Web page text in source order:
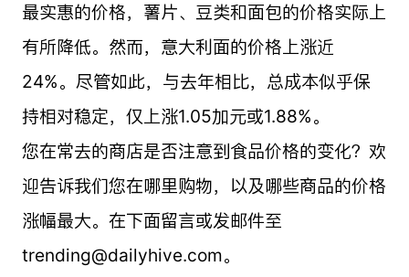
最实惠的价格，薯片、豆类和面包的价格实际上
有所降低。然而，意大利面的价格上涨近
24%。尽管如此，与去年相比，总成本似乎保
持相对稳定，仅上涨1.05加元或1.88%。
您在常去的商店是否注意到食品价格的变化？欢
迎告诉我们您在哪里购物，以及哪些商品的价格
涨幅最大。在下面留言或发邮件至
trending@dailyhive.com。